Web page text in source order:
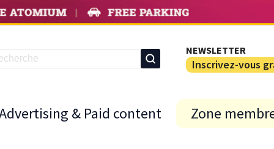
NEWSLETTER
Inscrivez-vous
& Paid content Zone